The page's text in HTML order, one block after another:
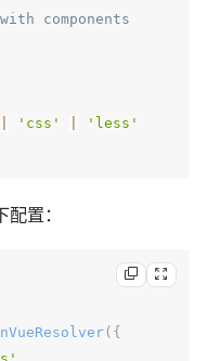
components
'css'
'less'
置：
( {